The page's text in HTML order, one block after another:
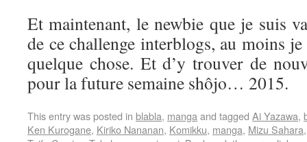
Et maintenant, le newbie que je suis
de ce challenge interblogs, au moins
quelque chose. Et d’y trouver de
pour la future semaine shôjo… 2015.
This entry was posted in blabla, mangaand tagged Ai Yazawa,
Ken Kurogane, Kiriko Nananan, Komikku, manga, Mizu Sahara